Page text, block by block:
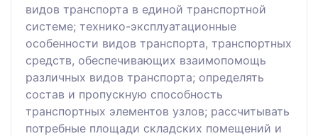
видов транспорта в единой транспортной
системе; технико-эксплуатационные
особенности видов транспорта, транспортных
средств, обеспечивающих взаимопомощь
различных видов транспорта; определять
состав и пропускную способность
транспортных элементов узлов; рассчитывать
потребные площади складских помещений и